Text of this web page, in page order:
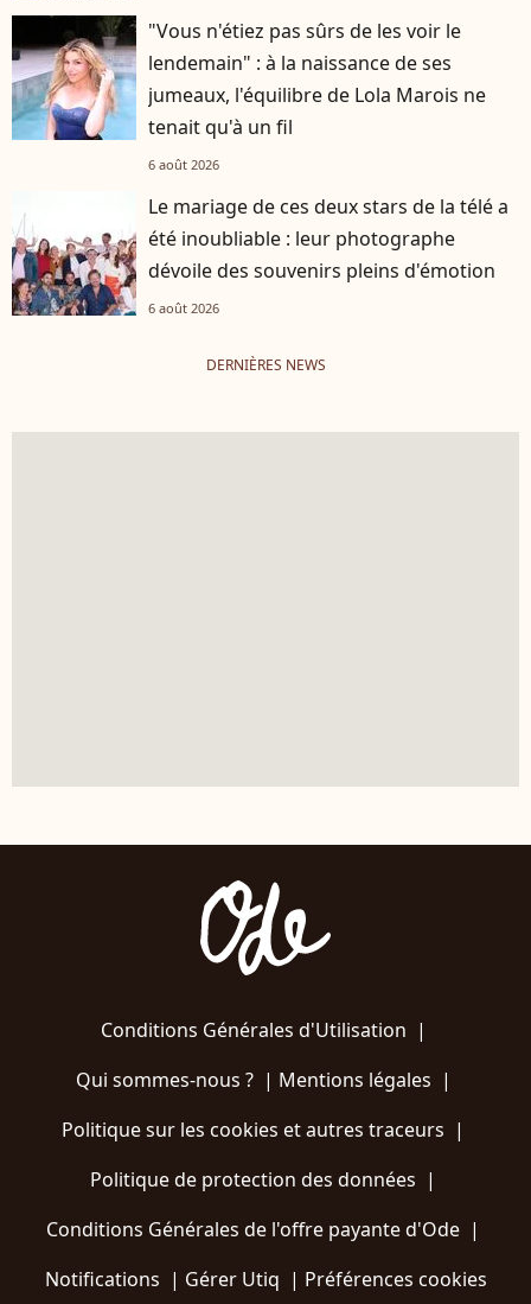
"Vous n'étiez pas sûrs de les voir le
lendemain" : à la naissance de ses
jumeaux, l'équilibre de Lola Marois ne
tenait qu'à un fil
6 août 2026
Le mariage de ces deux stars de la télé a
été inoubliable : leur photographe
dévoile des souvenirs pleins d'émotion
6 août 2026
DERNIÈRES NEWS
Conditions Générales d'Utilisation |
Qui sommes-nous ?| Mentions légales |
Politique sur les cookies et autres traceurs |
Politique de protection des données |
Conditions Générales de l'offre payante d'Ode |
Notifications | Gérer Utiq | Préférences cookies